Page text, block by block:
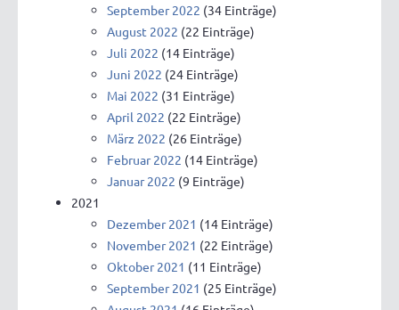
September 2022 (34 Einträge)
August 2022 (22 Einträge)
Juli 2022 (14 Einträge)
Juni 2022 (24 Einträge)
Mai 2022 (31 Einträge)
April 2022 (22 Einträge)
März 2022 (26 Einträge)
Februar 2022 (14 Einträge)
Januar 2022 (9 Einträge)
2021
Dezember 2021 (14 Einträge)
November 2021 (22 Einträge)
Oktober 2021 (11 Einträge)
September 2021 (25 Einträge)